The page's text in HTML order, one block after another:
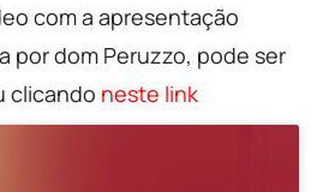
com a apresentação
por dom Peruzzo, pode ser
clicando neste link